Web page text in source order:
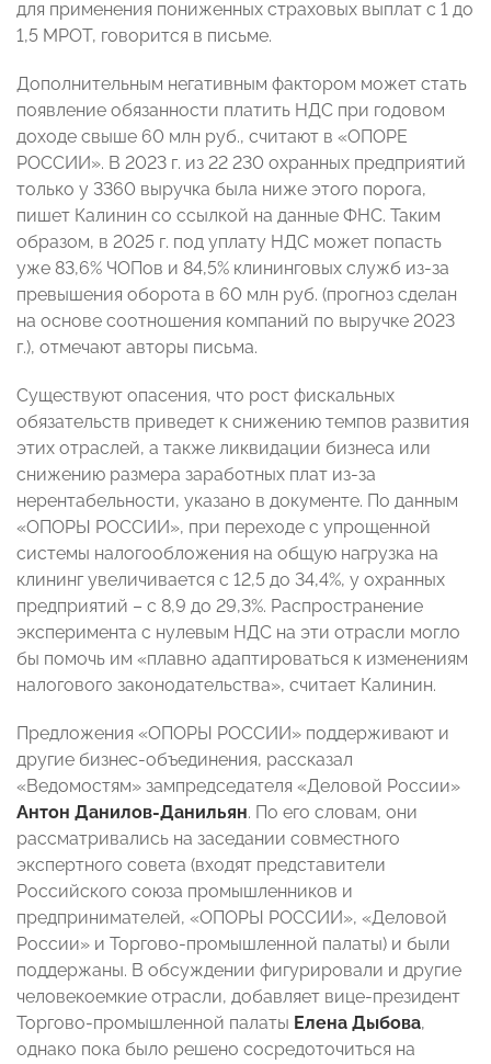
для применения пониженных страховых выплат с 1 до
1,5 МРОТ, говорится в письме.
Дополнительным негативным фактором может стать
появление обязанности платить НДС при годовом
доходе свыше 60 млн руб., считают в «ОПОРЕ
РОССИИ». В 2023 г. из 22 230 охранных предприятий
только у 3360 выручка была ниже этого порога,
пишет Калинин со ссылкой на данные ФНС. Таким
образом, в 2025 г. под уплату НДС может попасть
уже 83,6% ЧОПов и 84,5% клининговых служб из-за
превышения оборота в 60 млн руб. (прогноз сделан
на основе соотношения компаний по выручке 2023
г.), отмечают авторы письма.
Существуют опасения, что рост фискальных
обязательств приведет к снижению темпов развития
этих отраслей, а также ликвидации бизнеса или
снижению размера заработных плат из-за
нерентабельности, указано в документе. По данным
«ОПОРЫ РОССИИ», при переходе с упрощенной
системы налогообложения на общую нагрузка на
клининг увеличивается с 12,5 до 34,4%, у охранных
предприятий – с 8,9 до 29,3%. Распространение
эксперимента с нулевым НДС на эти отрасли могло
бы помочь им «плавно адаптироваться к изменениям
налогового законодательства», считает Калинин.
Предложения «ОПОРЫ РОССИИ» поддерживают и
другие бизнес-объединения, рассказал
«Ведомостям» зампредседателя «Деловой России»
Антон Данилов-Данильян. По его словам, они
рассматривались на заседании совместного
экспертного совета (входят представители
Российского союза промышленников и
предпринимателей, «ОПОРЫ РОССИИ», «Деловой
России» и Торгово-промышленной палаты) и были
поддержаны. В обсуждении фигурировали и другие
человекоемкие отрасли, добавляет вице-президент
Торгово-промышленной палаты Елена Дыбова,
однако пока было решено сосредоточиться на